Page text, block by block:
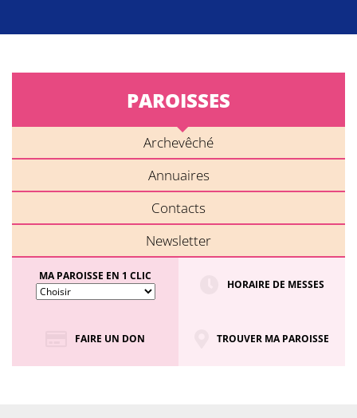
PAROISSES
Archevêché
Annuaires
Contacts
Newsletter
MA PAROISSE EN 1 CLIC
HORAIRE DE MESSES
FAIRE UN DON TROUVER MA PAROISSE